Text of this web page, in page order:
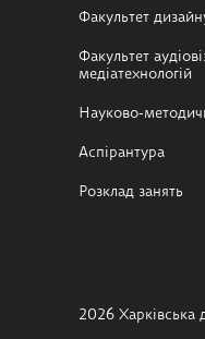
Факультет
Факультет
медіатехнологій
Науково-
Аспірантура
Розклад занять
2026 Харківська